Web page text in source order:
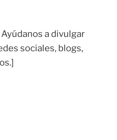
Ayúdanos a divulgar
sociales, blogs,